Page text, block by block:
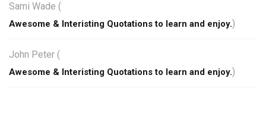
Sami Wade (
Awesome & Interisting Quotations to learn and enjoy.)
John Peter (
Awesome & Interisting Quotations to learn and enjoy.)